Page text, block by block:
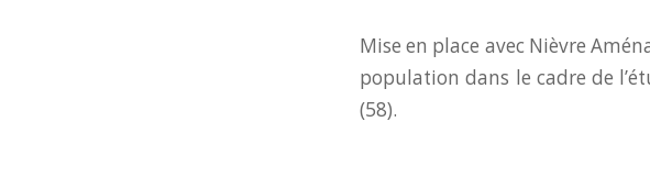
Mise en place avec Nièvre
population dans le cadre de
(58).